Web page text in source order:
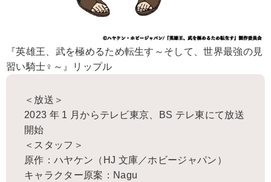
『英雄王、武を極めるため転生す～そして、世界最強の見
習い騎士♀～』リップル
＜放送＞
2023 年 1 月からテレビ東京、BS テレ東にて放送
開始
＜スタッフ＞
原作：ハヤケン（HJ 文庫／ホビージャパン）
キャラクター原案：Nagu